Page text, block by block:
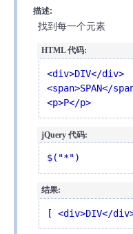
描述:
找到每一个元素
HTML 代码:
<div>DIV</div>
<span>SPAN</
<p>P</p>
jQuery 代码:
$("*")
结果:
[ <div>DIV</